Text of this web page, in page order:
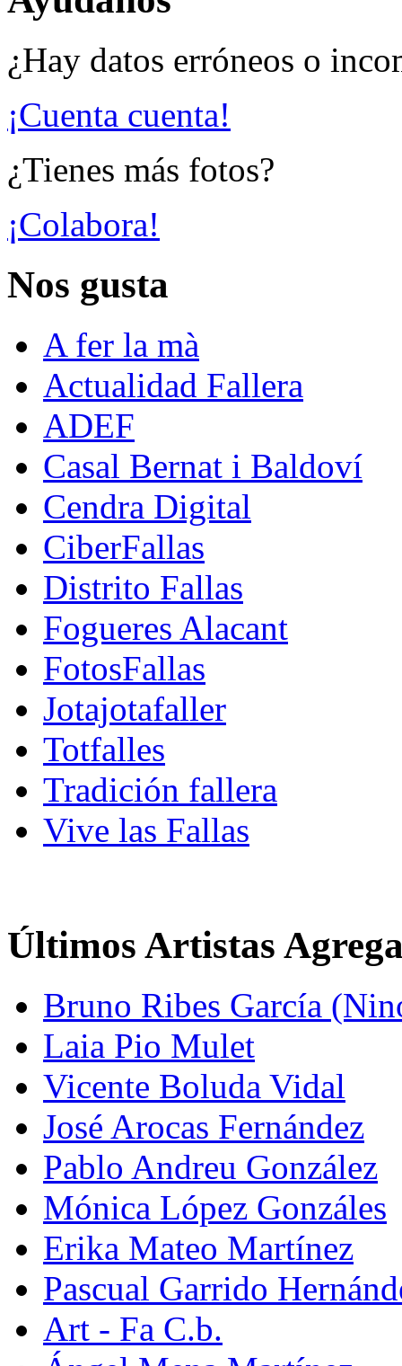
¿Hay datos erróneos o
¡Cuenta cuenta!
¿Tienes más fotos?
¡Colabora!
Nos gusta
A fer la mà
Actualidad Fallera
ADEF
Casal Bernat i Baldoví
Cendra Digital
CiberFallas
Distrito Fallas
Fogueres Alacant
FotosFallas
Jotajotafaller
Totfalles
Tradición fallera
Vive las Fallas
Últimos Artistas
Bruno Ribes García
Laia Pio Mulet
Vicente Boluda Vidal
José Arocas Fernández
Pablo Andreu González
Mónica López Gonzáles
Erika Mateo Martínez
Pascual Garrido
Art - Fa C.b.